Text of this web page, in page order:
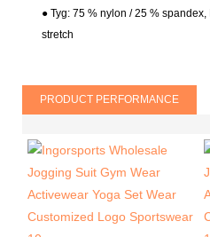
● Tyg: 75 % nylon / 25 % spandex,
stretch
PRODUCT PERFORMANCE